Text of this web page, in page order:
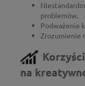
problemów,
Podważenie
Zrozumienie
na